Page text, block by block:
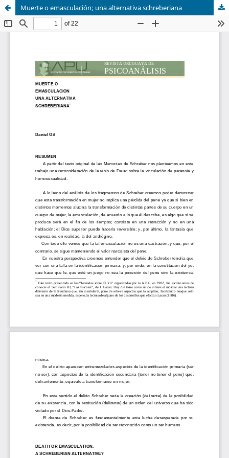
Muerte o emasculación; una alternativa schreberiana